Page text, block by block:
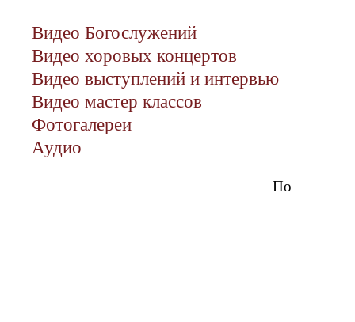
Видео Богослужений
Видео хоровых концертов
Видео выступлений и интервью
Видео мастер классов
Фотогалереи
Аудио
По